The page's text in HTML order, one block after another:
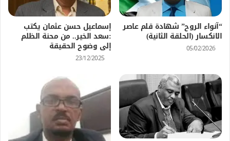
“آنواء الروح” شهادة قلم عاصر
الانكسار (الحلقة الثانية)
05/02/2026
إسماعيل حسن عثمان يكتب
:سعد الخير.. من محنة الظلم
إلى وضوح الحقيقة
23/12/2025